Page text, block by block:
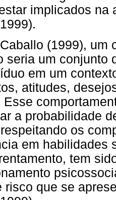
implicados
(1999), um
seria um conjunto
em um
atitudes,
a probabilidade
os
em habilidades
tem
risco que se